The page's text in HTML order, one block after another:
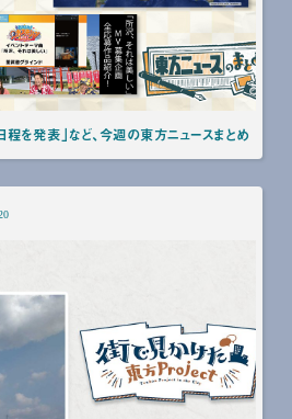
程を発表」など、今週の東方ニュースまとめ